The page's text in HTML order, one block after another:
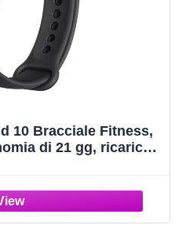
10 Bracciale Fitness,
di 21 gg, ricarica
5 ATM, Bussola,